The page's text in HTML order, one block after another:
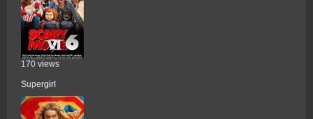
170 views
Supergirl